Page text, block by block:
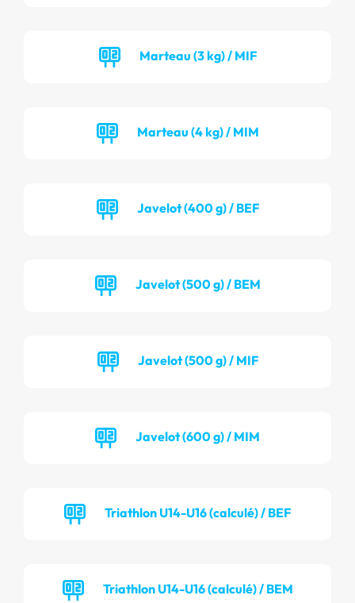
Marteau (3 kg) / MIF
Marteau (4 kg) / MIM
Javelot (400 g) / BEF
Javelot (500 g) / BEM
Javelot (500 g) / MIF
Javelot (600 g) / MIM
Triathlon U14-U16 (calculé) / BEF
Triathlon U14-U16 (calculé) / BEM